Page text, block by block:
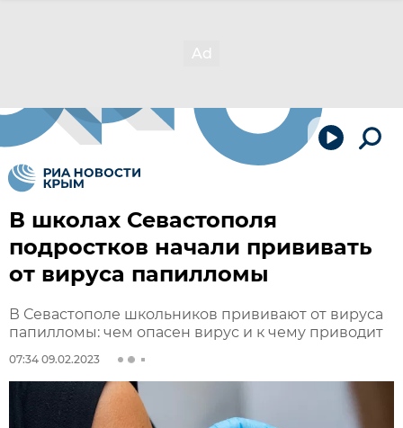
В школах Севастополя
подростков начали прививать
от вируса папилломы
В Севастополе школьников прививают от вируса
папилломы: чем опасен вирус и к чему приводит
07:34 09.02.2023